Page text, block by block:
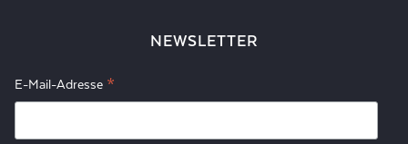
NEWSLETTER
E-Mail-Adresse *